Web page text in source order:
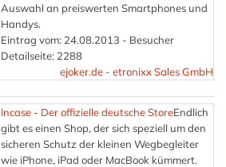
Auswahl an preiswerten Smartphones und
Handys.
Eintrag vom: 24.08.2013 - Besucher
Detailseite: 2288
ejoker.de - etronixx Sales GmbH
Incase - Der offizielle deutsche StoreEndlich
gibt es einen Shop, der sich speziell um den
sicheren Schutz der kleinen Wegbegleiter
wie iPhone, iPad oder MacBook kümmert.